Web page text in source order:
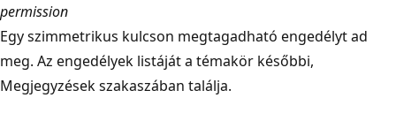
permission
Egy szimmetrikus kulcson megtagadható engedélyt ad
meg. Az engedélyek listáját a témakör későbbi,
Megjegyzések szakaszában találja.